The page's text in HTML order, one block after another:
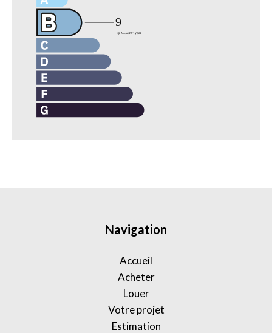
Navigation
Accueil
Acheter
Louer
Votre projet
Estimation